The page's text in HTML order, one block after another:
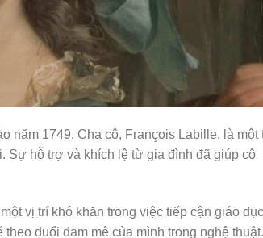
năm 1749. Cha cô, François Labille, là một
Sự hỗ trợ và khích lệ từ gia đình đã giúp cô
vị trí khó khăn trong việc tiếp cận giáo
đuổi đam mê của mình trong nghệ thuật.